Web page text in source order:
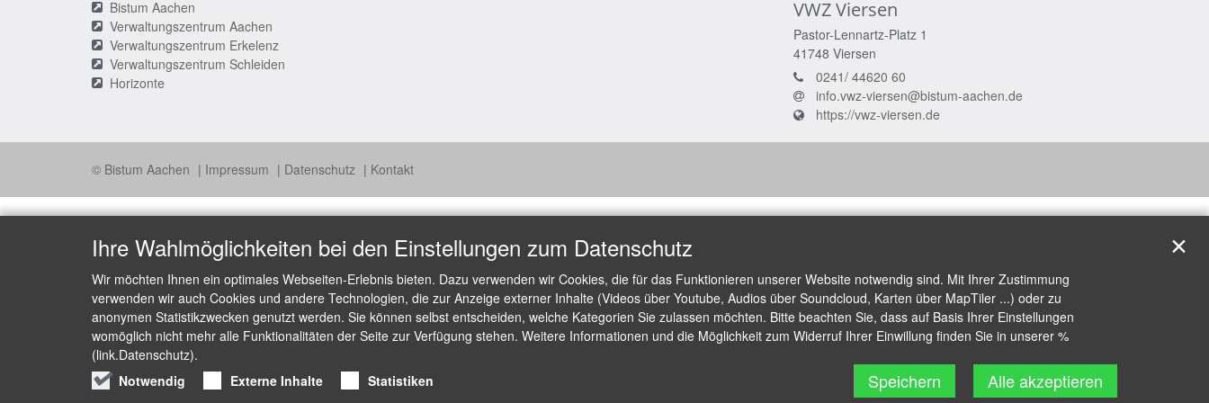
Bistum Aachen
Verwaltungszentrum Aachen
Verwaltungszentrum Erkelenz
Verwaltungszentrum Schleiden
Horizonte
VWZ Viersen
Pastor-Lennartz-Platz 1
41748 Viersen
0241/ 44620 60
info.vwz-viersen@bistum-aachen.de
https://vwz-viersen.de
© Bistum Aachen Impressum Datenschutz Kontakt
Ihre Wahlmöglichkeiten bei den Einstellungen zum Datenschutz
Wir möchten Ihnen ein optimales Webseiten-Erlebnis bieten. Dazu verwenden wir Cookies, die für das Funktionieren unserer Website notwendig sind. Mit Ihrer Zustimmung
verwenden wir auch Cookies und andere Technologien, die zur Anzeige externer Inhalte (Videos über Youtube, Audios über Soundcloud, Karten über MapTiler ...) oder zu
anonymen Statistikzwecken genutzt werden. Sie können selbst entscheiden, welche Kategorien Sie zulassen möchten. Bitte beachten Sie, dass auf Basis Ihrer Einstellungen
womöglich nicht mehr alle Funktionalitäten der Seite zur Verfügung stehen. Weitere Informationen und die Möglichkeit zum Widerruf Ihrer Einwillung finden Sie in unserer %
(link.Datenschutz).
Notwendig
Externe Inhalte Statistiken Speichern Alle akzeptieren
✕